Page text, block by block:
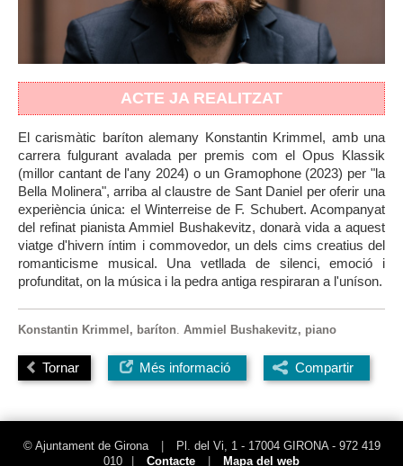
ACTE JA REALITZAT
El carismàtic baríton alemany Konstantin Krimmel, amb una
carrera fulgurant avalada per premis com el Opus Klassik
(millor cantant de l'any 2024) o un Gramophone (2023) per "la
Bella Molinera", arriba al claustre de Sant Daniel per oferir una
experiència única: el Winterreise de F. Schubert. Acompanyat
del refinat pianista Ammiel Bushakevitz, donarà vida a aquest
viatge d'hivern íntim i commovedor, un dels cims creatius del
romanticisme musical. Una vetllada de silenci, emoció i
profunditat, on la música i la pedra antiga respiraran a l'uníson.
Konstantin Krimmel , baríton Ammiel Bushakevitz, piano
Tornar Més informació Compartir
© Ajuntament de Girona
Pl. del Vi, 1 - 17004 GIRONA - 972 419
010
Contacte Mapa del web